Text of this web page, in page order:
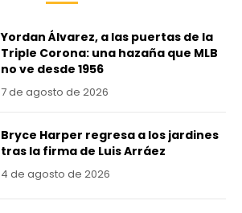
Yordan Álvarez, a las puertas de la
Triple Corona: una hazaña que MLB
no ve desde 1956
7 de agosto de 2026
Bryce Harper regresa a los jardines
tras la firma de Luis Arráez
4 de agosto de 2026